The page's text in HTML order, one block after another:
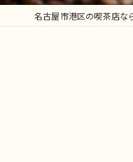
名古屋市港区の喫茶店な